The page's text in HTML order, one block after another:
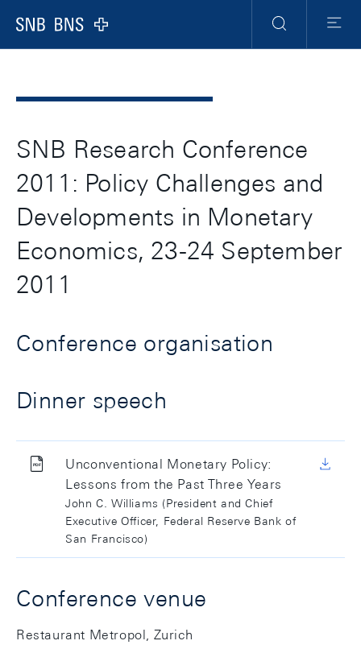
Logo
Navigation
Ricerca Menu
SNB Research Conference
2011: Policy Challenges and
Developments in Monetary
Economics, 23-24 September
2011
Conference organisation
Dinner speech
Unconventional Monetary Policy:
Lessons from the Past Three Years
John C. Williams (President and Chief
Executive Officer, Federal Reserve Bank of
San Francisco)
Conference venue
Restaurant Metropol, Zurich